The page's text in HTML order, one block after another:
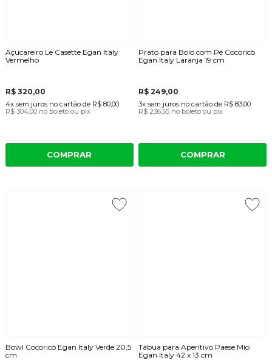
Açucareiro Le Casette Egan Italy
Vermelho
R$ 320,00
4x sem juros no cartãode R$ 80,00
R$ 304,00 no boleto ou pix
COMPRAR
Prato para Bolo com Pé Cocoricò
Egan Italy Laranja 19 cm
R$ 249,00
3x sem juros no cartão de R$ 83,00
R$ 236,55 no boleto ou pix
COMPRAR
Bowl Cocoricò Egan Italy Verde 20,5
cm
Tábua para Aperitivo Paese Mio
Egan Italy 42 x 13 cm